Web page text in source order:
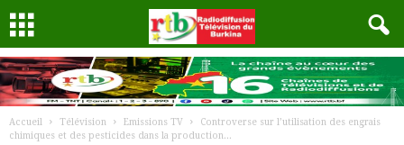
Accueil Télévision Emissions TV
Controverse sur l’utilisation des engrais
chimiques et des pesticides dans la production...